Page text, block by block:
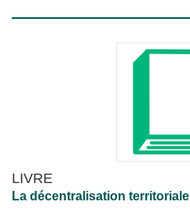
LIVRE
La décentralisation territoriale